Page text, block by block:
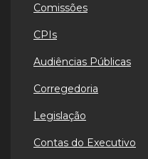
Comissões
CPIs
Audiências Públicas
Corregedoria
Legislação
Contas do Executivo